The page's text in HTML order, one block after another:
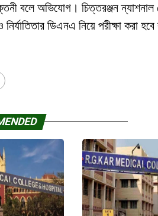
বলে অভিযোগ। চিত্তরঞ্জন ন্যাশনাল
ডিএনএ নিয়ে পরীক্ষা করা হবে